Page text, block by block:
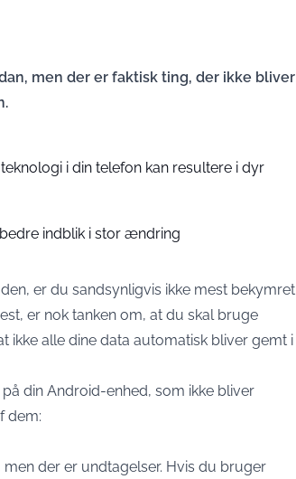
men der er faktisk ting, der ikke bliver
i din telefon kan resultere i dyr
indblik i stor ændring
er du sandsynligvis ikke mest bekymret
er nok tanken om, at du skal bruge
ikke alle dine data automatisk bliver gemt i
din Android-enhed, som ikke bliver
dem:
men der er undtagelser. Hvis du bruger